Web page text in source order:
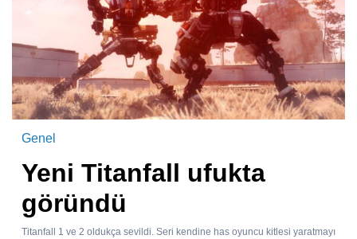
Genel
Yeni Titanfall ufukta
göründü
Titanfall 1 ve 2 oldukça sevildi. Seri kendine has oyuncu kitlesi yaratmayı